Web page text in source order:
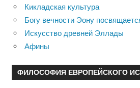
Кикладская культура
Богу вечности Эону
Искусство древней Эллады
Афины
ФИЛОСОФИЯ ЕВРОПЕЙСКОГО